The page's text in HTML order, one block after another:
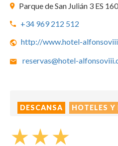
Parque de San Julián 3 ES
+34 969 212 512
http://www.hotel-
reservas@hotel-
DESCANSA HOTELES Y
star_ratestar_ratestar_rate